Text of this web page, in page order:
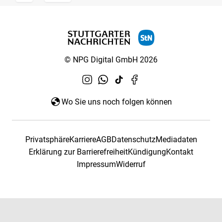
© NPG Digital GmbH 2026
Wo Sie uns noch folgen können
PrivatsphäreKarriereAGBDatenschutzMediadaten
Erklärung zur BarrierefreiheitKündigungKontakt
ImpressumWiderruf